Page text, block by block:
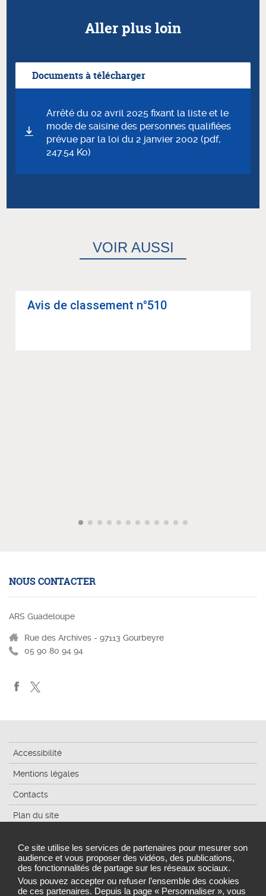
Ce site utilise les services de partenaires pour mesurer son
audience et vous proposer des vidéos, des publications,
des fonctionnalités de partage sur les réseaux sociaux.
Vous pouvez accepter ou refuser l’ensemble des cookies
de ces partenaires. Depuis la page « Personnaliser », vous
Aller plus loin
Documents à télécharger
Arrêté du 02 avril 2025 fixant la liste et le
mode de saisine des personnes qualifiées
prévue par la loi du 2 janvier 2002 (pdf,
247.54 Ko)
VOIR AUSSI
Avis de clas­se­ment n°510
NOUS CONTACTER
ARS Guadeloupe
Rue des Archives - 97113 Gourbeyre
05 90 80 94 94
Accessibilité
Mentions légales
Contacts
Plan du site
ARS